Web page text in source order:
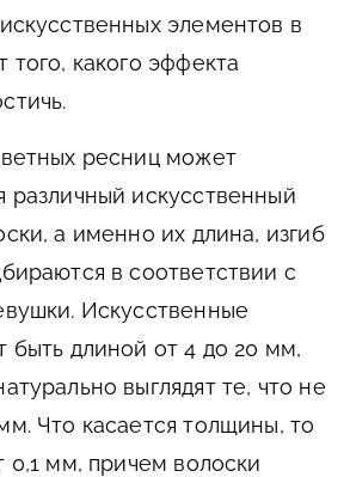
элементов в
того, какого эффекта
ресниц может
различный искусственный
а именно их длина, изгиб
в соответствии с
Искусственные
быть длиной от 4 до 20 мм,
выглядят те, что не
Что касается толщины, то
0,1 мм, причем волоски